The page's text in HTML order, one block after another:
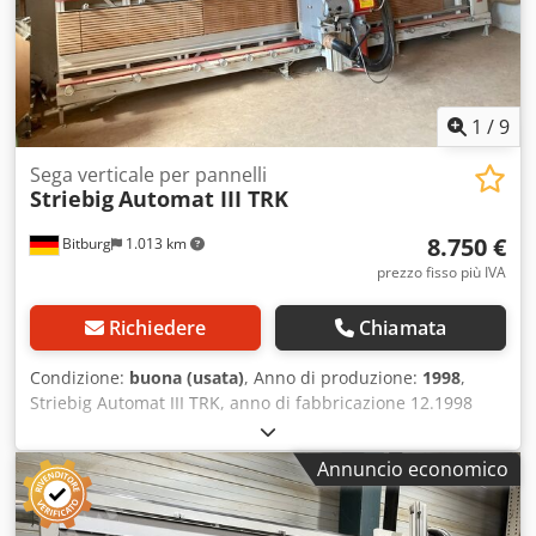
Ubicazione: in arrivo nella settimana 33, magazzino 54634
Bitburg.
1 /9
Bitburg 1.013 km
Sega verticale per pannelli
StriebigAutomat III TRK
8.750 €
prezzo fisso più IVA
Richiedere Chiamata
Condizione: buona (usata), Anno di produzione: 1998,
Striebig Automat III TRK, anno di fabbricazione 12.1998
Dettagli tecnici: Dsdpfjznncmjx Af Sokr Potenza: 4,4 kW
(5,98 CV) Tensione di ingresso: 400 V Corrente di ingresso:
12 A Altezza di taglio (max.): 2.200 mm Larghezza di taglio
(max.): 4.300 mm Diametro della lama: 300 mm Velocità
(min.): 4.750 giri/min Lunghezza totale: 5.400 mm Peso
Annuncio economico